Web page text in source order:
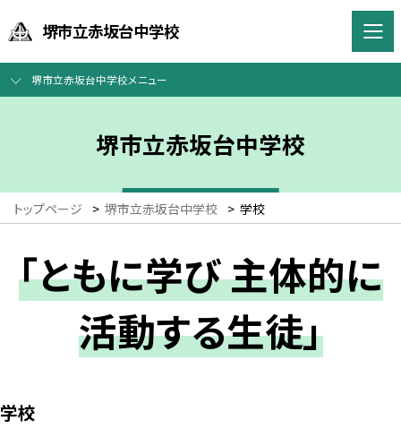
堺市立赤坂台中学校
堺市立赤坂台中学校メニュー
堺市立赤坂台中学校
トップページ > 堺市立赤坂台中学校 > 学校
「ともに学び 主体的に
活動する生徒」
学校